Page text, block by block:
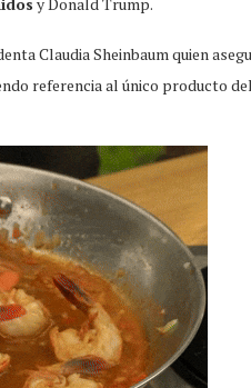
y Donald Trump.
Claudia Sheinbaum quien
referencia al único producto